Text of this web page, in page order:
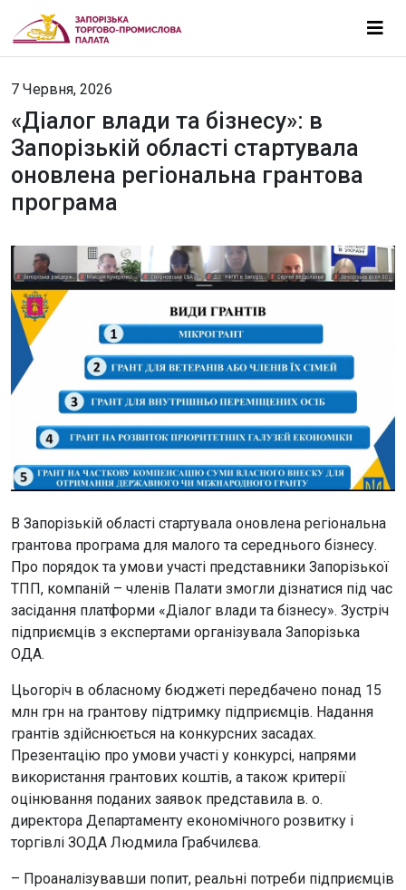
7 Червня, 2026
«Діалог влади та бізнесу»: в
Запорізькій області стартувала
оновлена регіональна грантова
програма
В Запорізькій області стартувала оновлена регіональна
грантова програма для малого та середнього бізнесу.
Про порядок та умови участі представники Запорізької
ТПП, компаній – членів Палати змогли дізнатися під час
засідання платформи «Діалог влади та бізнесу». Зустріч
підприємців з експертами організувала Запорізька
ОДА.
Цьогоріч в обласному бюджеті передбачено понад 15
млн грн на грантову підтримку підприємців. Надання
грантів здійснюється на конкурсних засадах.
Презентацію про умови участі у конкурсі, напрями
використання грантових коштів, а також критерії
оцінювання поданих заявок представила в. о.
директора Департаменту економічного розвитку і
торгівлі ЗОДА Людмила Грабчилєва.
– Проаналізувавши попит, реальні потреби підприємців